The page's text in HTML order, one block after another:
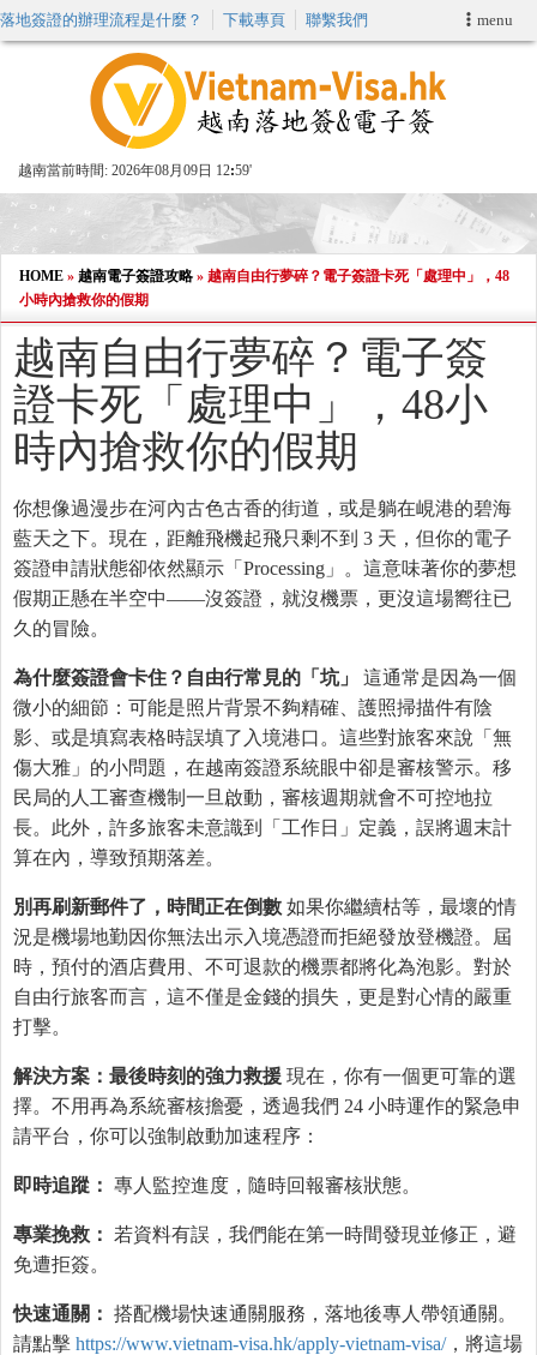
menu
落地簽證的辦理流程是什麼？ 下載專頁 聯繫我們
越南當前時間: 2026年08月09日 12 59'
申請簽證
VIP快速通關服务
加快E-VISA服務
週末緊急電子簽證
查詢簽證狀態
HOME » 越南電子簽證攻略 » 越南自由行夢碎？電子簽證卡死「處理中」，48
小時內搶救你的假期
越南自由行夢碎？電子簽
證卡死「處理中」，48小
時內搶救你的假期
你想像過漫步在河內古色古香的街道，或是躺在峴港的碧海
藍天之下。現在，距離飛機起飛只剩不到 3 天，但你的電子
簽證申請狀態卻依然顯示「Processing」。這意味著你的夢想
假期正懸在半空中——沒簽證，就沒機票，更沒這場嚮往已
久的冒險。
為什麼簽證會卡住？自由行常見的「坑」
這通常是因為一個
微小的細節：可能是照片背景不夠精確、護照掃描件有陰
影、或是填寫表格時誤填了入境港口。這些對旅客來說「無
傷大雅」的小問題，在越南簽證系統眼中卻是審核警示。移
民局的人工審查機制一旦啟動，審核週期就會不可控地拉
長。此外，許多旅客未意識到「工作日」定義，誤將週末計
算在內，導致預期落差。
別再刷新郵件了，時間正在倒數 如果你繼續枯等，最壞的情
況是機場地勤因你無法出示入境憑證而拒絕發放登機證。屆
時，預付的酒店費用、不可退款的機票都將化為泡影。對於
自由行旅客而言，這不僅是金錢的損失，更是對心情的嚴重
打擊。
解決方案：最後時刻的強力救援 現在，你有一個更可靠的選
擇。不用再為系統審核擔憂，透過我們 24 小時運作的緊急申
請平台，你可以強制啟動加速程序：
即時追蹤： 專人監控進度，隨時回報審核狀態。
專業挽救：
若資料有誤，我們能在第一時間發現並修正，避
免遭拒簽。
快速通關： 搭配機場快速通關服務，落地後專人帶領通關。
請點擊 https://www.vietnam-visa.hk/apply-vietnam-visa/，將這場